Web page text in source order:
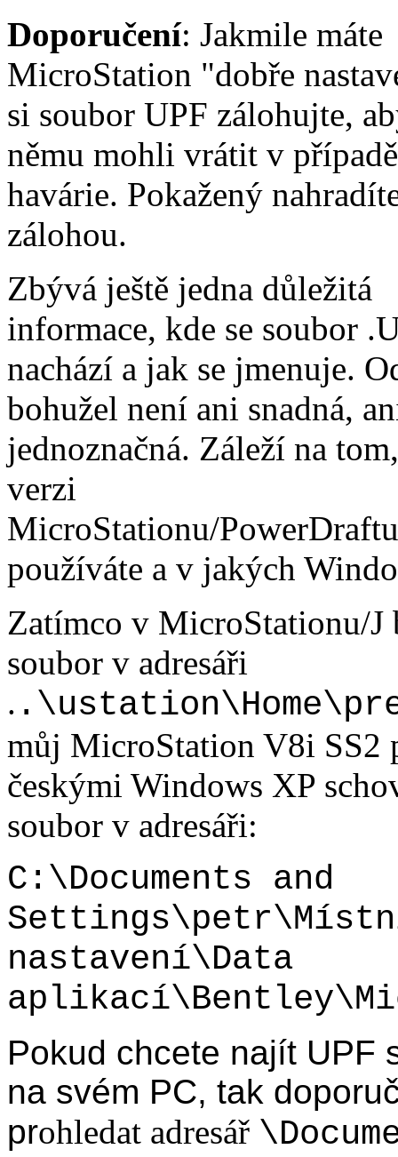
Doporučení: Jakmile máte
MicroStation "dobře
si soubor UPF zálohujte,
němu mohli vrátit v
havárie. Pokažený
zálohou.
Zbývá ještě jedna důležitá
informace, kde se soubor
nachází a jak se jmenuje.
bohužel není ani snadná,
jednoznačná. Záleží na
verzi
MicroStationu/
používáte a v jakých
Zatímco v MicroStationu/J
soubor v adresáři
.
můj MicroStation V8i SS2
českými Windows XP
soubor v adresáři:
C:\Documents and
nastavení\Data
Pokud chcete najít UPF
na svém PC, tak
prohledat adresář